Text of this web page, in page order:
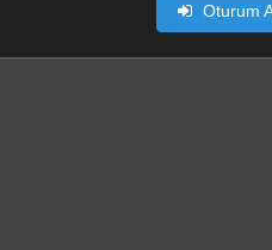
Oturum